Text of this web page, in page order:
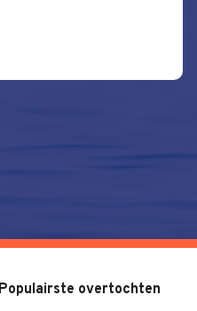
Populairste overtochten